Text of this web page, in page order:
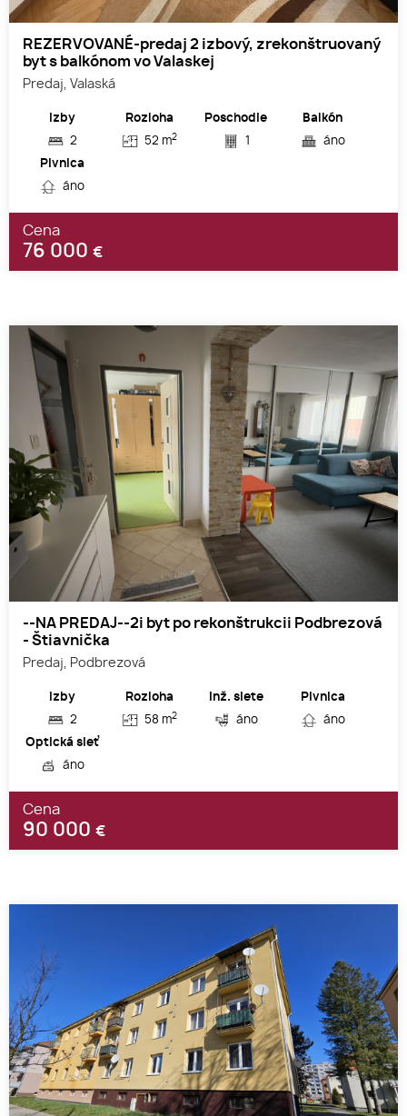
REZERVOVANÉ-predaj 2 izbový, zrekonštruovaný
byt s balkónom vo Valaskej
Predaj, Valaská
Izby
2
Rozloha
52 m2
Poschodie
1
Balkón
áno
Pivnica
áno
Cena
76 000 €
--NA PREDAJ--2i byt po rekonštrukcii Podbrezová
- Štiavnička
Predaj, Podbrezová
Izby
2
Rozloha
58 m2
Inž. siete
áno
Pivnica
áno
Optická sieť
áno
Cena
90 000 €